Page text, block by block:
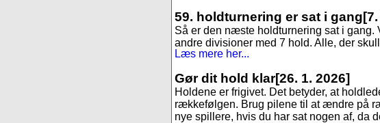
59. holdturnering er sat i gang
Så er den næste holdturnering sat i gang.
andre divisioner med 7 hold. Alle, der
Læs mere her...
Gør dit hold klar[26. 1. 2026]
Holdene er frigivet. Det betyder, at
rækkefølgen. Brug pilene til at ændre på
nye spillere, hvis du har sat nogen af, da